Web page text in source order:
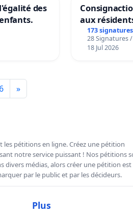
des
aux
173 signatures
28 Signatures
18 Jul 2026
6 »
pétitions en ligne. Créez une pétition
notre service puissant ! Nos pétitions
divers médias, alors créer une pétition est
par le public et par les décideurs.
Plus